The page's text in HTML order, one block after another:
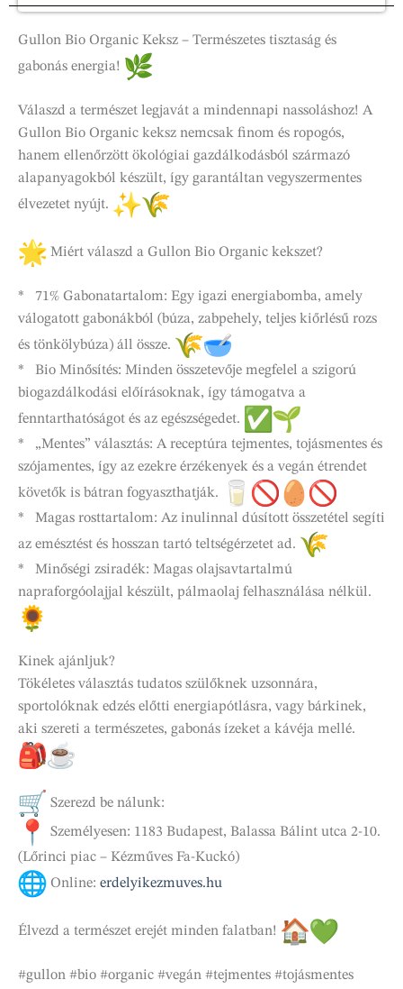
Gullon Bio Organic Keksz – Természetes tisztaság és
gabonás energia!
Válaszd a természet legjavát a mindennapi nassoláshoz! A
Gullon Bio Organic keksz nemcsak finom és ropogós,
hanem ellenőrzött ökológiai gazdálkodásból származó
alapanyagokból készült, így garantáltan vegyszermentes
élvezetet nyújt.
Miért válaszd a Gullon Bio Organic kekszet?
* 71% Gabonatartalom: Egy igazi energiabomba, amely
válogatott gabonákból (búza, zabpehely, teljes kiőrlésű rozs
és tönkölybúza) áll össze.
* Bio Minősítés: Minden összetevője megfelel a szigorú
biogazdálkodási előírásoknak, így támogatva a
fenntarthatóságot és az egészségedet.
* „Mentes” választás: A receptúra tejmentes, tojásmentes és
szójamentes, így az ezekre érzékenyek és a vegán étrendet
követők is bátran fogyaszthatják.
* Magas rosttartalom: Az inulinnal dúsított összetétel segíti
az emésztést és hosszan tartó teltségérzetet ad.
* Minőségi zsiradék: Magas olajsavtartalmú
napraforgóolajjal készült, pálmaolaj felhasználása nélkül.
Kinek ajánljuk?
Tökéletes választás tudatos szülőknek uzsonnára,
sportolóknak edzés előtti energiapótlásra, vagy bárkinek,
aki szereti a természetes, gabonás ízeket a kávéja mellé.
Szerezd be nálunk:
Személyesen: 1183 Budapest, Balassa Bálint utca 2-10.
(Lőrinci piac – Kézműves Fa-Kuckó)
Online: erdelyikezmuves.hu
Élvezd a természet erejét minden falatban!
#gullon #bio #organic #vegán #tejmentes #tojásmentes